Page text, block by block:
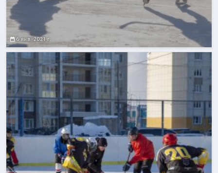
6 янв. 2021 г.